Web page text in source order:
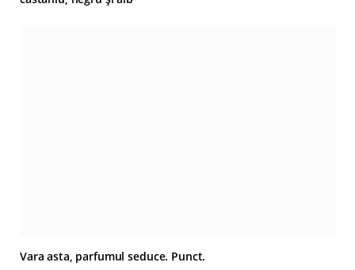
Vara asta, parfumul seduce. Punct.